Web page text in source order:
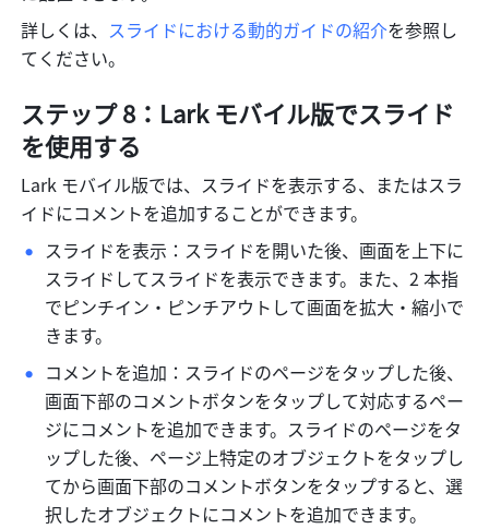
詳しくは、 スライドにおける動的ガイドの紹介を参照し
てください。
ステップ 8：Lark モバイル版でスライド
を使用する
Lark モバイル版では、スライドを表示する、またはスラ
イドにコメントを追加することができます。
スライドを表示：スライドを開いた後、画面を上下に
スライドしてスライドを表示できます。また、2 本指
でピンチイン・ピンチアウトして画面を拡大・縮小で
きます。
コメントを追加：スライドのページをタップした後、
画面下部のコメントボタンをタップして対応するペー
ジにコメントを追加できます。スライドのページをタ
ップした後、ページ上特定のオブジェクトをタップし
てから画面下部のコメントボタンをタップすると、選
択したオブジェクトにコメントを追加できます。